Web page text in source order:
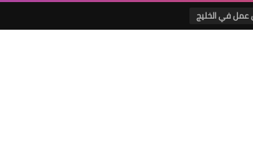
في الخليج